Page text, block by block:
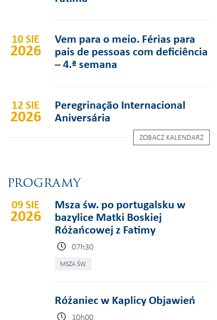
10 SIE
2026
Vem para o meio. Férias para
pais de pessoas com deficiência
– 4.ª semana
12 SIE
2026
Peregrinação Internacional
Aniversária
ZOBACZ KALENDARZ
PROGRAMY
09 SIE
2026
Msza św. po portugalsku w
bazylice Matki Boskiej
Różańcowej z Fatimy
07h30
MSZA ŚW.
Różaniec w Kaplicy Objawień
10h00